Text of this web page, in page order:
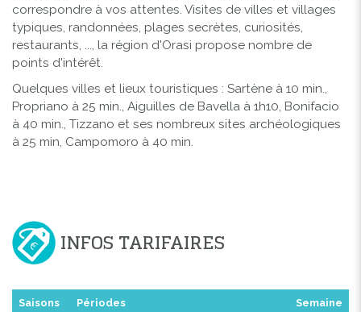
correspondre à vos attentes. Visites de villes et villages
typiques, randonnées, plages secrètes, curiosités,
restaurants, ..., la région d'Orasi propose nombre de
points d'intérêt.
Quelques villes et lieux touristiques : Sartène à 10 min.,
Propriano à 25 min., Aiguilles de Bavella à 1h10, Bonifacio
à 40 min., Tizzano et ses nombreux sites archéologiques
à 25 min, Campomoro à 40 min.
INFOS TARIFAIRES
Saisons Périodes Semaine